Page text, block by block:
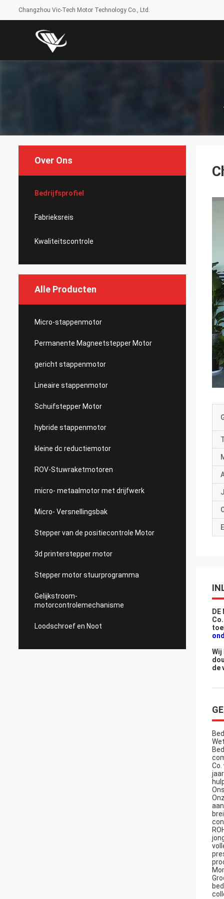
Changzhou Vic-Tech Motor Technology Co., Ltd.
Over Ons
Bedrijfsprofiel
Fabrieksreis
Kwaliteitscontrole
Alle Producten
Micro-stappenmotor
Permanente Magneetstepper Motor
gericht stappenmotor
Lineaire stappenmotor
Schuifstepper Motor
hybride stappenmotor
kleine dc reductiemotor
ROV-Stuwraketmotoren
micro- metaalmotor met drijfwerk
Micro- Versnellingsbak
Stepper van de positiecontrole Motor
3d printerstepper motor
Stepper motor stuurprogramma
Gelijkstroom-
motorcontrolemechanisme
Loodschroef en Noot
Wij
de